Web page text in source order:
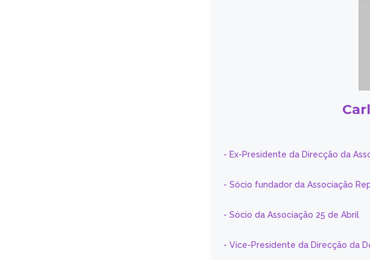
- Ex-Presidente da Direcção da
- Sócio fundador da Associação
- Sócio da Associação 25 de Abril
- Vice-Presidente da Direcção da